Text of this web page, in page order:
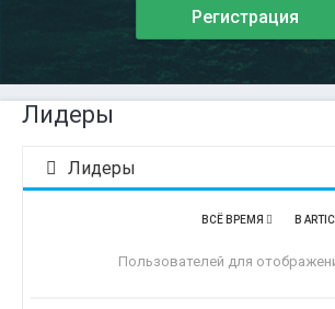
Регистрация
Лидеры
Лидеры
В
ВСЁ ВРЕМЯ
Пользователей для